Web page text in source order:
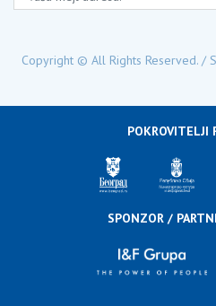
Copyright © All Rights Reserved. /
POKROVITELJI
SPONZOR /